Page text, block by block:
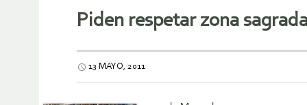
13 MAYO, 2011